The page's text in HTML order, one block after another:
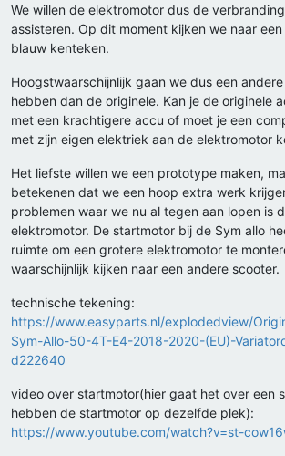
We willen de elektromotor dus de
assisteren. Op dit moment kijken we naar
blauw kenteken.
Hoogstwaarschijnlijk gaan we dus een
hebben dan de originele. Kan je de originele
met een krachtigere accu of moet je een
met zijn eigen elektriek aan de elektromotor
Het liefste willen we een prototype maken,
betekenen dat we een hoop extra werk
problemen waar we nu al tegen aan lopen is
elektromotor. De startmotor bij de Sym allo
ruimte om een grotere elektromotor te
waarschijnlijk kijken naar een andere scooter.
technische tekening:
https://www.easyparts.nl/explodedview/
Sym-Allo-50-4T-E4-2018-2020-(EU)-
d222640
video over startmotor(hier gaat het over een
hebben de startmotor op dezelfde plek):
https://www.youtube.com/watch?v=st-